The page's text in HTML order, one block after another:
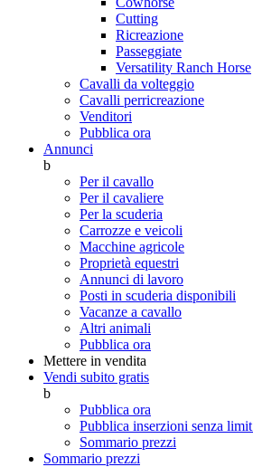
Cutting
Ricreazione
Passeggiate
Versatility Ranch Horse
Cavalli da volteggio
Cavalli perricreazione
Venditori
Pubblica ora
Annunci
b
Per il cavallo
Per il cavaliere
Per la scuderia
Carrozze e veicoli
Macchine agricole
Proprietà equestri
Annunci di lavoro
Posti in scuderia disponibili
Vacanze a cavallo
Altri animali
Pubblica ora
Mettere in vendita
Vendi subito gratis
b
Pubblica ora
Pubblica inserzioni senza limit
Sommario prezzi
Sommario prezzi